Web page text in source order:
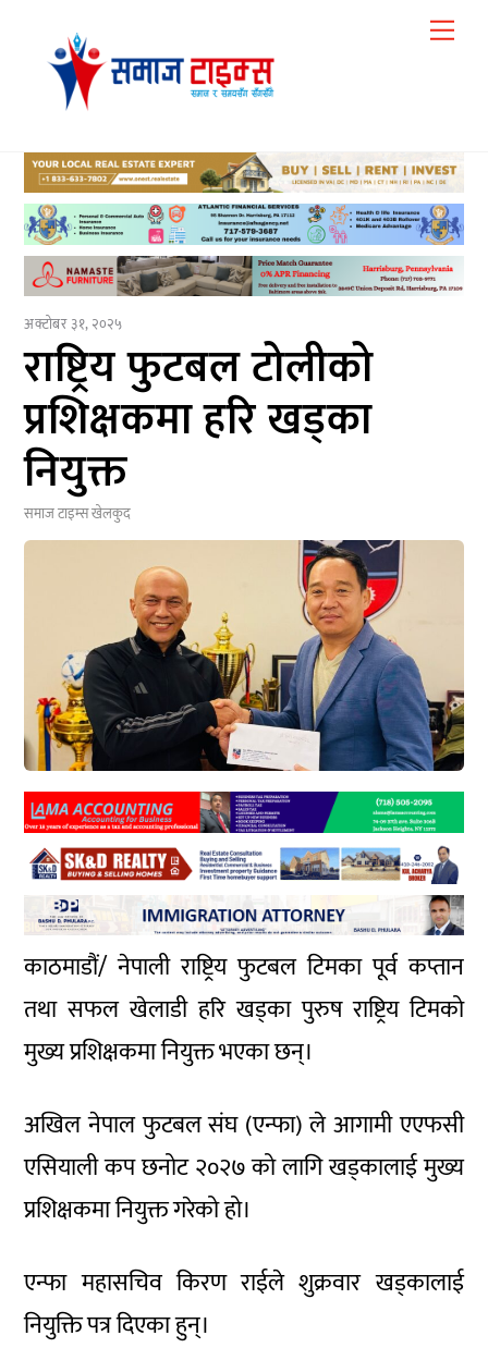
content
अक्टोबर ३१, २०२५
राष्ट्रिय फुटबल टोलीको
प्रशिक्षकमा हरि खड्का
नियुक्त
समाज टाइम्सखेलकुद
काठमाडौं/ नेपाली राष्ट्रिय फुटबल टिमका पूर्व कप्तान
तथा सफल खेलाडी हरि खड्का पुरुष राष्ट्रिय टिमको
मुख्य प्रशिक्षकमा नियुक्त भएका छन्।
अखिल नेपाल फुटबल संघ (एन्फा) ले आगामी एएफसी
एसियाली कप छनोट २०२७ को लागि खड्कालाई मुख्य
प्रशिक्षकमा नियुक्त गरेको हो।
एन्फा महासचिव किरण राईले शुक्रवार खड्कालाई
नियुक्ति पत्र दिएका हुन्।